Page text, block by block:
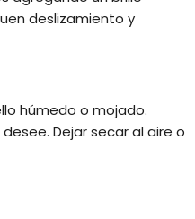
deslizamiento y
húmedo o mojado.
Dejar secar al aire o